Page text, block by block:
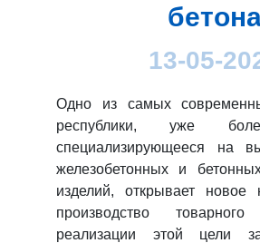
13-05-
Одно из самых
республики, уже
специализирующееся на
железобетонных и
изделий, открывает
производство
реализации этой цели